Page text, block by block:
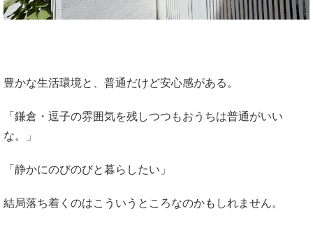
豊かな生活環境と、普通だけど安心感がある。
「鎌倉・逗子の雰囲気を残しつつもおうちは普通がいい
な。」
「静かにのびのびと暮らしたい」
結局落ち着くのはこういうところなのかもしれません。